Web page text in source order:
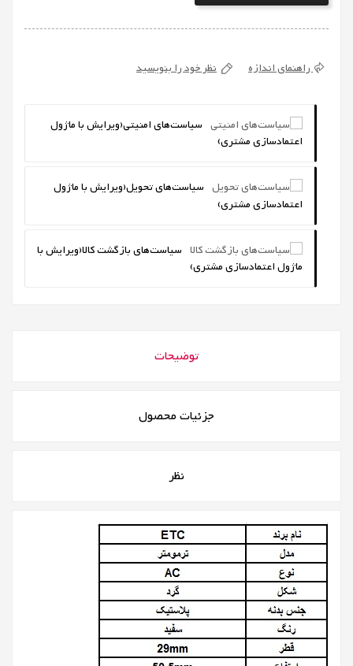
راهنمای اندازه نظر خود را بنویسید
سیاست‌های امنیتی(ویرایش با ماژول
اعتمادسازی مشتری)
سیاست‌های تحویل(ویرایش با ماژول
اعتمادسازی مشتری)
سیاست‌های بازگشت کالا(ویرایش با
ماژول اعتمادسازی مشتری)
توضیحات
جزئیات محصول
نظر